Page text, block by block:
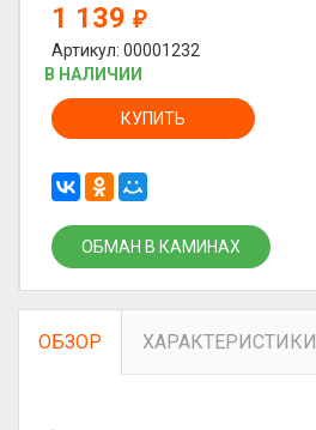
1 139 ₽
Артикул: 00001232
В НАЛИЧИИ
КУПИТЬ
ОБМАН В КАМИНАХ
ОБЗОР ХАРАКТЕРИСТИКИ